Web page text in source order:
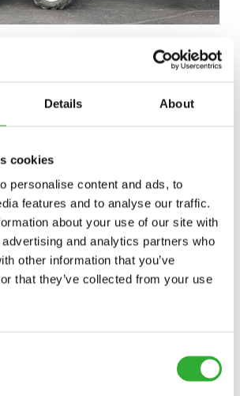
Details About
cookies
personalise content and ads, to
features and to analyse our traffic.
about your use of our site with
and analytics partners who
other information that you’ve
that they’ve collected from your use